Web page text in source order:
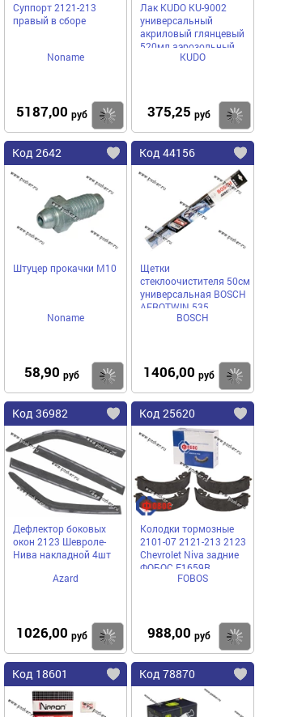
Суппорт 2121-213
правый в сборе
Noname
5187,00 руб Купить
Лак KUDO KU-9002
универсальный
акриловый глянцевый
520мл аэрозольный
KUDO
375,25 руб
Код 2642
Штуцер прокачки М10
Noname
58,90 руб Купить
Код 44156
Щетки
стеклоочистителя 50см
универсальная BOSCH
AEROTWIN 535
BOSCH
1406,00 руб
Код 36982
Дефлектор боковых
окон 2123 Шевроле-
Нива накладной 4шт
Azard
1026,00 руб Купить
Код 25620
Колодки тормозные
2101-07 2121-213 2123
Chevrolet Niva задние
ФОБОС F1659R
FOBOS
988,00 руб
Код 18601 Код 78870